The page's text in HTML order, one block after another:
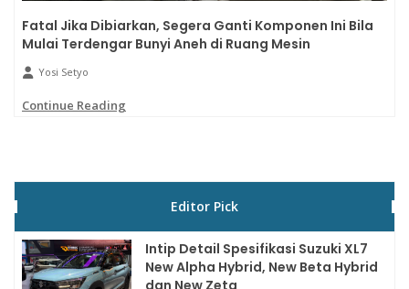
Fatal Jika Dibiarkan, Segera Ganti Komponen Ini Bila
Mulai Terdengar Bunyi Aneh di Ruang Mesin
Yosi Setyo
Continue Reading
Editor Pick
Intip Detail Spesifikasi Suzuki XL7
New Alpha Hybrid, New Beta Hybrid